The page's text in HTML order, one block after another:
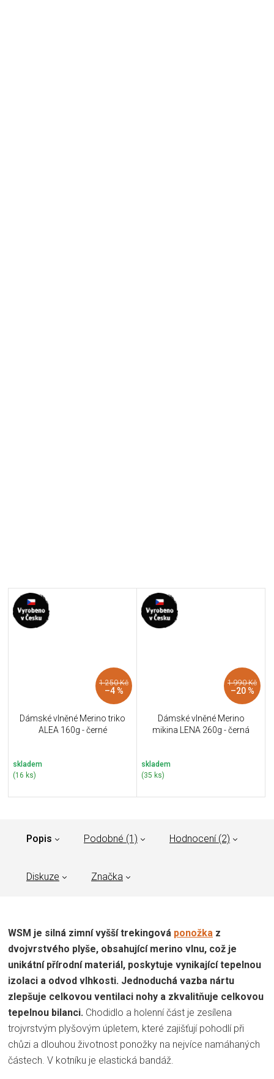
1 250 Kč
–4 %
Dámské vlněné Merino triko
ALEA 160g - černé
skladem
(16 ks)
1 990 Kč
–20 %
Dámské vlněné Merino
mikina LENA 260g - černá
skladem
(35 ks)
Popis Podobné (1) Hodnocení (2)
Diskuze Značka
WSM je silná zimní vyšší trekingová ponožka z
dvojvrstvého plyše, obsahující merino vlnu, což je
unikátní přírodní materiál, poskytuje vynikající tepelnou
izolaci a odvod vlhkosti. Jednoduchá vazba nártu
zlepšuje celkovou ventilaci nohy a zkvalitňuje celkovou
tepelnou bilanci. Chodidlo a holenní část je zesílena
trojvrstvým plyšovým úpletem, které zajišťují pohodlí při
chůzi a dlouhou životnost ponožky na nejvíce namáhaných
částech. V kotníku je elastická bandáž.